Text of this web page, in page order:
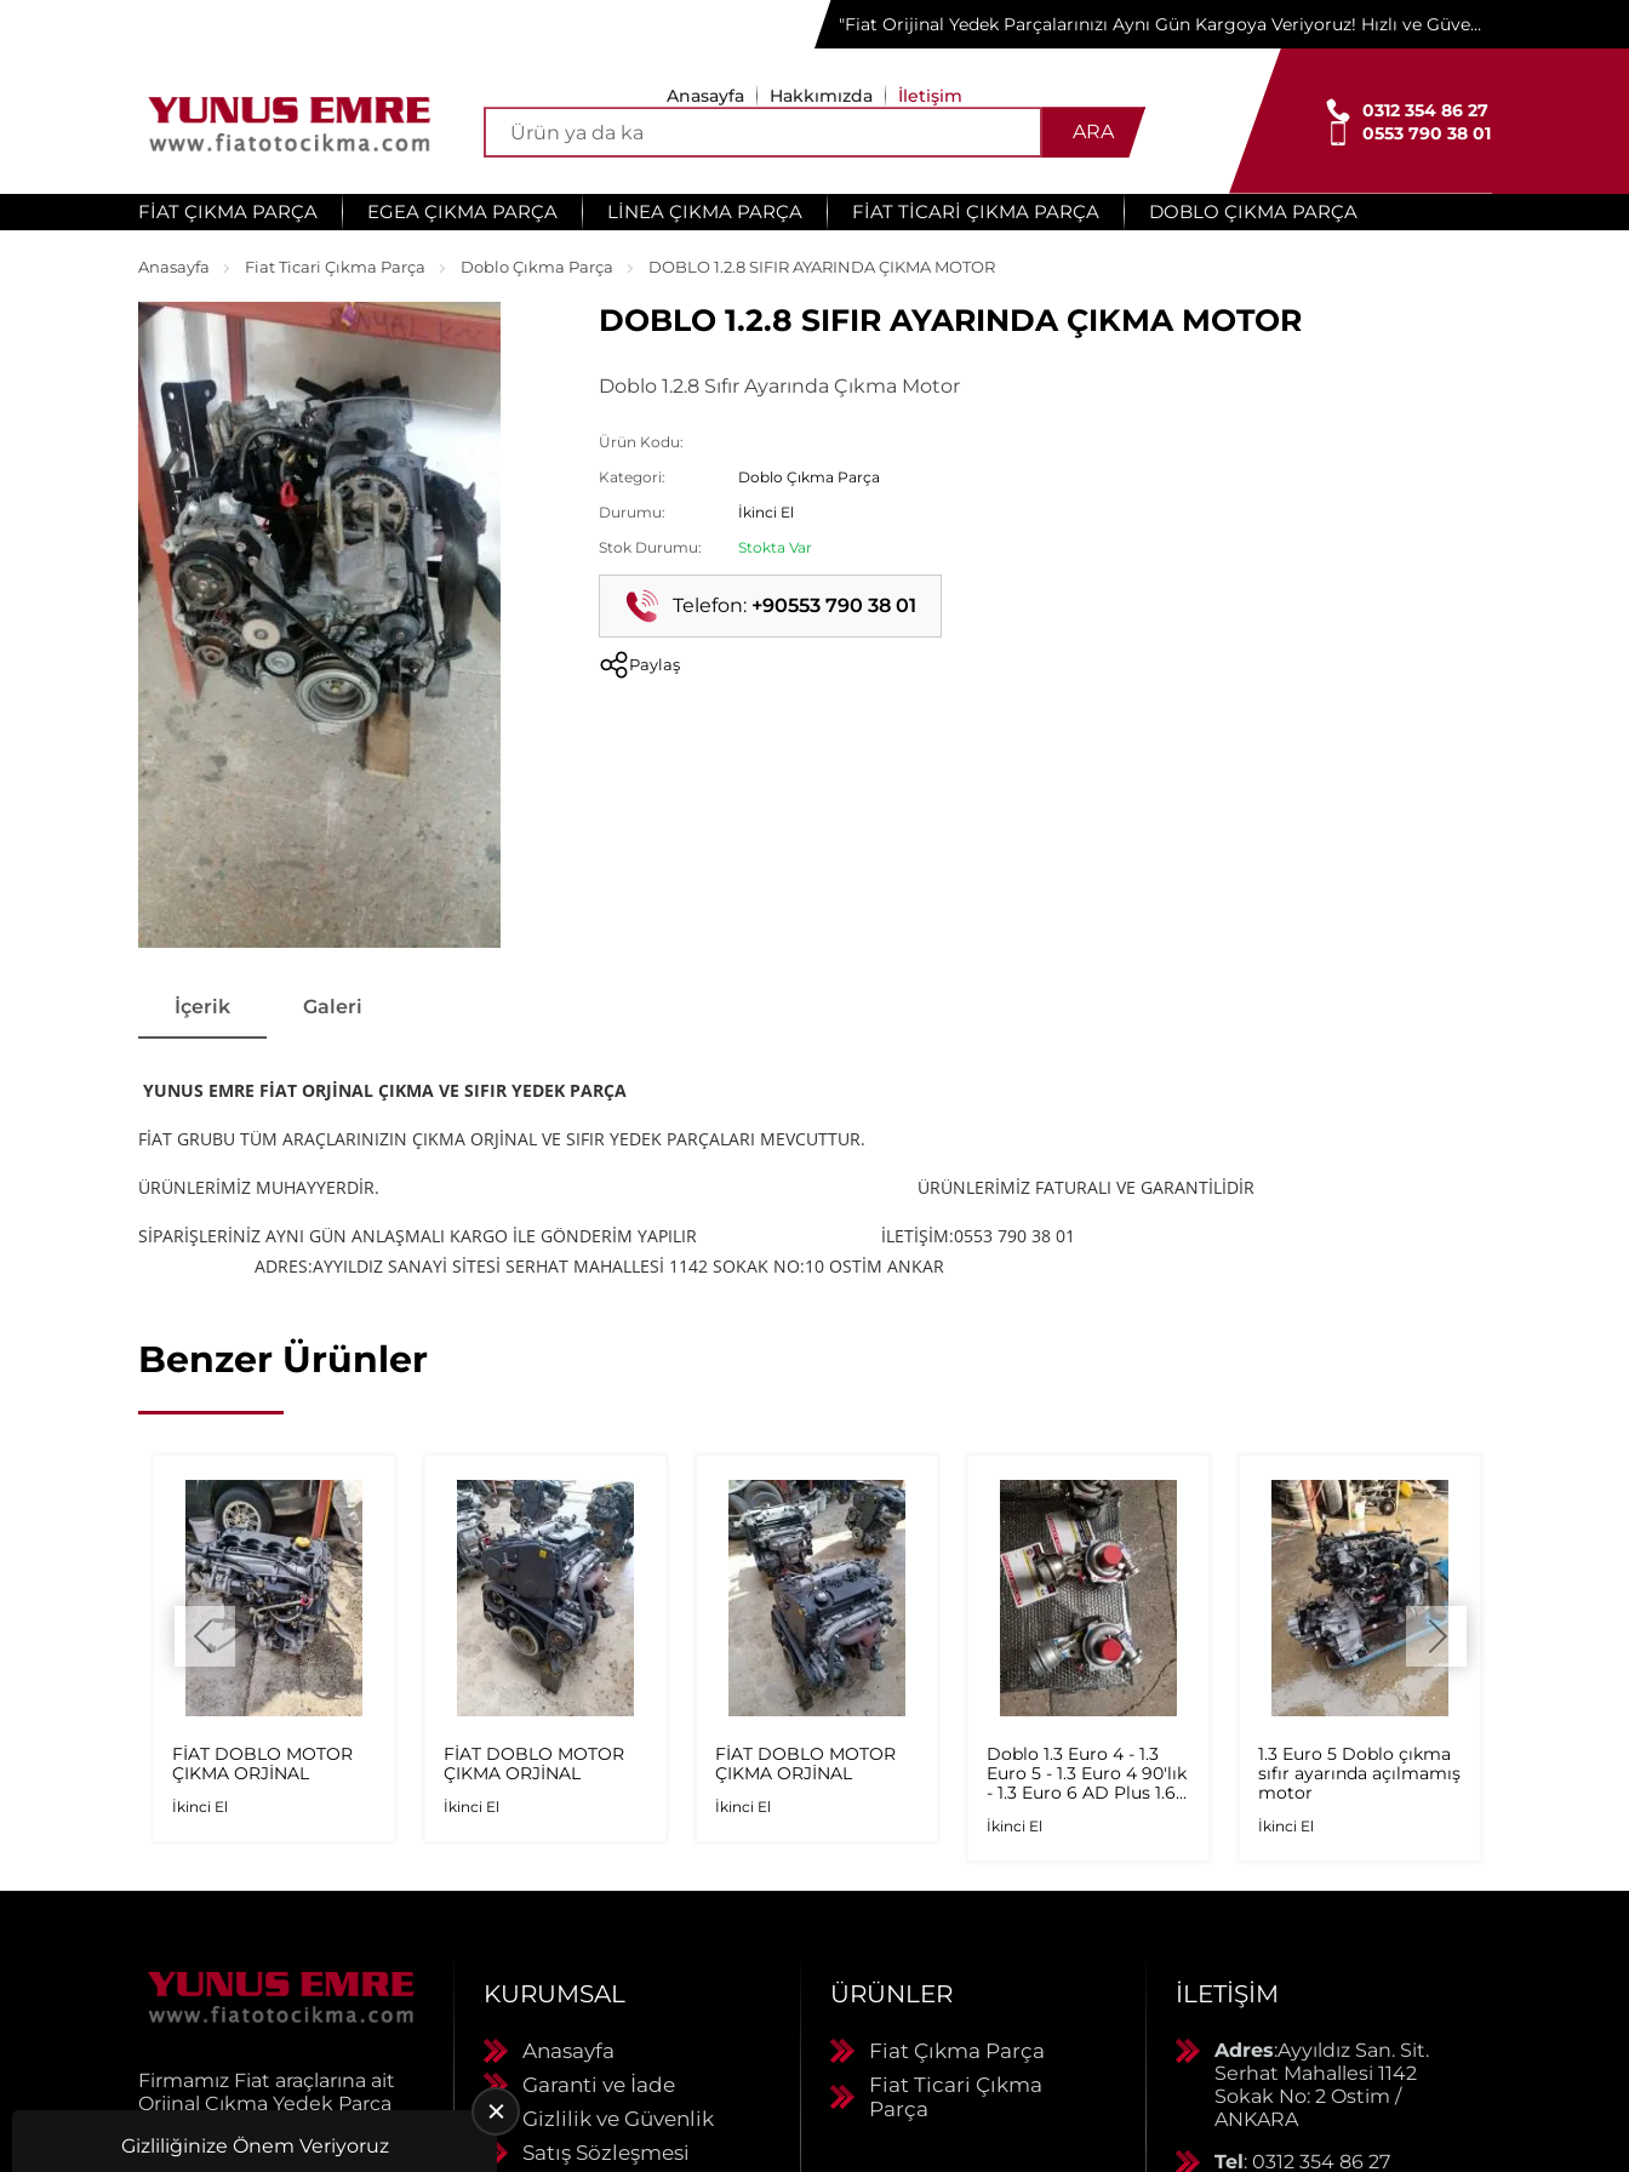
"Fiat Orijinal Yedek Parçalarınızı Aynı Gün Kargoya Veriyoruz! Hızlı ve Güvenli
Teslimat İçin Buradayız!"
Anasayfa Hakkımızda İletişim
ARA
0312 354 86 27
0553 790 38 01
FIAT ÇIKMA PARÇA EGEA ÇIKMA PARÇA LINEA ÇIKMA PARÇA FIAT TICARI ÇIKMA PARÇA DOBLO ÇIKMA PARÇA
Anasayfa Fiat Ticari Çıkma Parça Doblo Çıkma Parça DOBLO 1.2.8 SIFIR AYARINDA ÇIKMA MOTOR
DOBLO 1.2.8 SIFIR AYARINDA ÇIKMA MOTOR
Doblo 1.2.8 Sıfır Ayarında Çıkma Motor
Ürün Kodu:
Kategori:
Doblo Çıkma Parça
Durumu:
İkinci El
Stok Durumu:
Stokta Var
Telefon: +90553 790 38 01
Paylaş
İçerik Galeri
YUNUS EMRE FİAT ORJİNAL ÇIKMA VE SIFIR YEDEK PARÇA
FİAT GRUBU TÜM ARAÇLARINIZIN ÇIKMA ORJİNAL VE SIFIR YEDEK PARÇALARI MEVCUTTUR.
ÜRÜNLERİMİZ MUHAYYERDİR. ÜRÜNLERİMİZ FATURALI VE GARANTİLİDİR
SİPARİŞLERİNİZ AYNI GÜN ANLAŞMALI KARGO İLE GÖNDERİM YAPILIR
İLETİŞİM:0553 790 38 01
ADRES:AYYILDIZ SANAYİ SİTESİ SERHAT MAHALLESİ 1142 SOKAK NO:10 OSTİM ANKAR
Benzer Ürünler
FİAT DOBLO MOTOR
ÇIKMA ORJİNAL
İkinci El
FİAT DOBLO MOTOR
ÇIKMA ORJİNAL
İkinci El
FİAT DOBLO MOTOR
ÇIKMA ORJİNAL
İkinci El
Doblo 1.3 Euro 4 - 1.3
Euro 5 - 1.3 Euro 4 90'lık
- 1.3 Euro 6 AD Plus 1.6
Orijinal Turbo
İkinci El
1.3 Euro 5 Doblo çıkma
sıfır ayarında açılmamış
motor
İkinci El
Firmamız Fiat araçlarına ait
Orjinal Çıkma Yedek Parça
Ürünlerimiz muhayyerdir.
KURUMSAL
Anasayfa
Garanti ve İade
Gizlilik ve Güvenlik
Satış Sözleşmesi
ÜRÜNLER
Fiat Çıkma Parça
Fiat Ticari Çıkma
Parça
İLETIŞIM
Adres:Ayyıldız San. Sit.
Serhat Mahallesi 1142
Sokak No: 2 Ostim /
ANKARA
Tel: 0312 354 86 27
Gizliliğinize Önem Veriyoruz